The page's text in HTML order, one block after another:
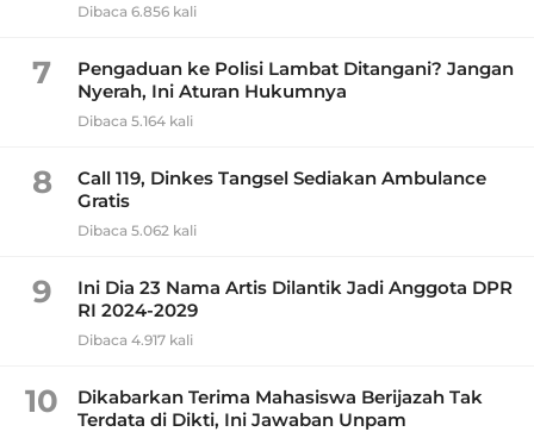
Dibaca 6.856 kali
7
Pengaduan ke Polisi Lambat Ditangani? Jangan
Nyerah, Ini Aturan Hukumnya
Dibaca 5.164 kali
8
Call 119, Dinkes Tangsel Sediakan Ambulance
Gratis
Dibaca 5.062 kali
9
Ini Dia 23 Nama Artis Dilantik Jadi Anggota DPR
RI 2024-2029
Dibaca 4.917 kali
10
Dikabarkan Terima Mahasiswa Berijazah Tak
Terdata di Dikti, Ini Jawaban Unpam